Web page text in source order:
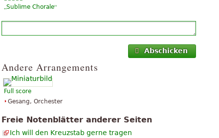
„Sublime Chorale“
Abschicken
Andere Arrangements
Full score
Gesang, Orchester
Freie Notenblätter anderer Seiten
Ich will den Kreuzstab gerne tragen